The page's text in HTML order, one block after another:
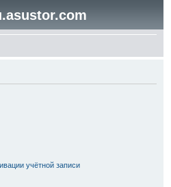
учётной записи